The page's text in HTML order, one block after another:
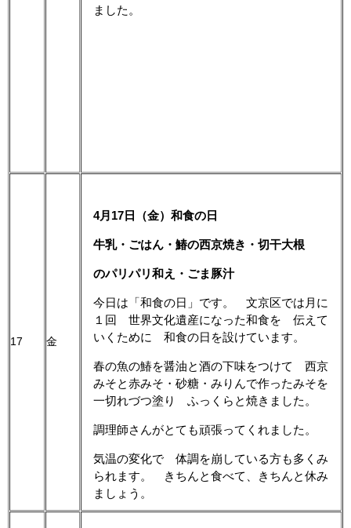
ました。
17 金
4月17日（金）和食の日
牛乳・ごはん・鰆の西京焼き・切干大根
のパリパリ和え・ごま豚汁
今日は「和食の日」です。 文京区では月に
１回 世界文化遺産になった和食を 伝えて
いくために 和食の日を設けています。
春の魚の鰆を醤油と酒の下味をつけて 西京
みそと赤みそ・砂糖・みりんで作ったみそを
一切れづつ塗り ふっくらと焼きました。
調理師さんがとても頑張ってくれました。
気温の変化で 体調を崩している方も多くみ
られます。 きちんと食べて、きちんと休み
ましょう。